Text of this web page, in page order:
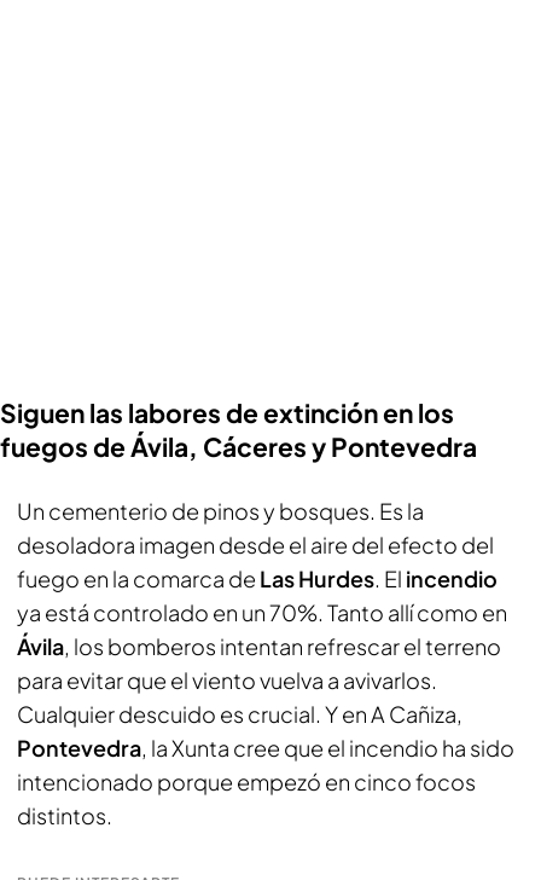
Siguen las labores de extinción en los
fuegos de Ávila, Cáceres y Pontevedra
Un cementerio de pinos y bosques. Es la
desoladora imagen desde el aire del efecto del
fuego en la comarca de Las Hurdes. El incendio
ya está controlado en un 70%. Tanto allí como en
Ávila, los bomberos intentan refrescar el terreno
para evitar que el viento vuelva a avivarlos.
Cualquier descuido es crucial. Y en A Cañiza,
Pontevedra, la Xunta cree que el incendio ha sido
intencionado porque empezó en cinco focos
distintos.